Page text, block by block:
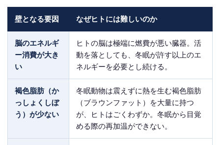
壁となる要因 なぜヒトには難しいのか
脳のエネルギ
ー消費が大き
い
ヒトの脳は極端に燃費が悪い臓器。活
動を落としても、冬眠が許す以上のエ
ネルギーを必要とし続ける。
褐色脂肪（か
っしょくしぼ
う）が少ない
冬眠動物は震えずに熱を生む褐色脂肪
（ブラウンファット）を大量に持つ
が、ヒトはごくわずか。冬眠から目覚
める際の再加温ができない。